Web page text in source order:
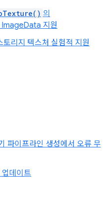
의
지원
리지 텍스처 실험적 지원
파이프라인 생성에서 오류 무
데이트